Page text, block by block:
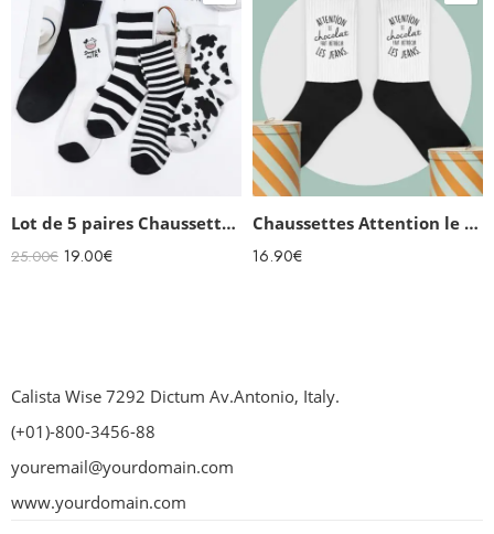
Lot de 5 paires Chaussettes rigolotes femme Vaches
25.00€ 19.00€
Chaussettes Attention le Chocolat fait rétrécir les jeans
16.90€
Calista Wise 7292 Dictum Av.Antonio, Italy.
(+01)-800-3456-88
youremail@yourdomain.com
www.yourdomain.com